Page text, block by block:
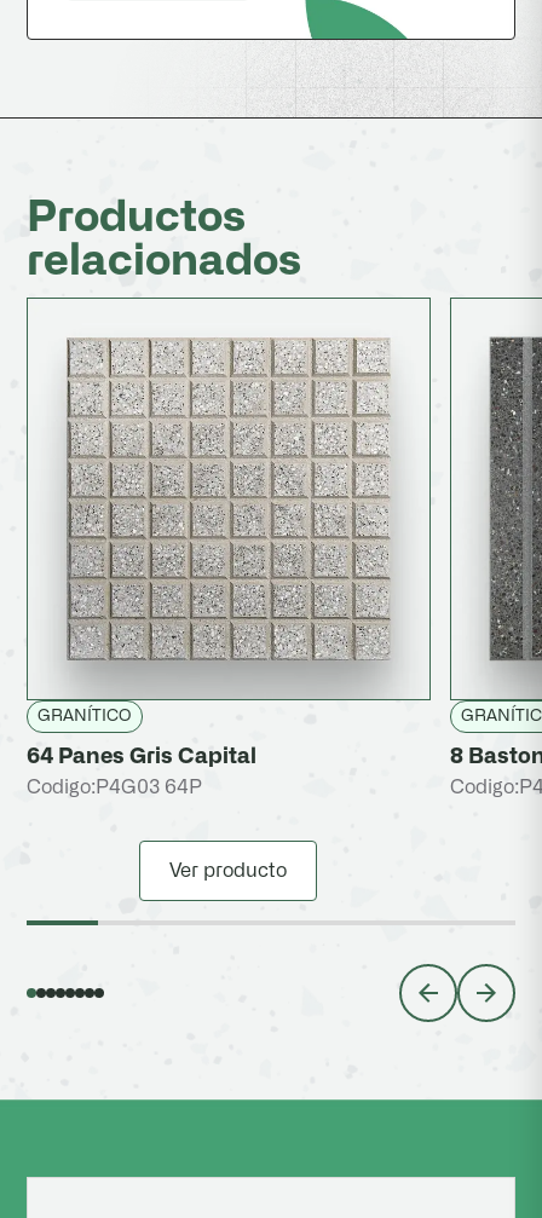
Productos
relacionados
GRANÍTICO
64 Panes Gris Capital
Codigo: P4G03 64P
Ver producto
8
Codigo: